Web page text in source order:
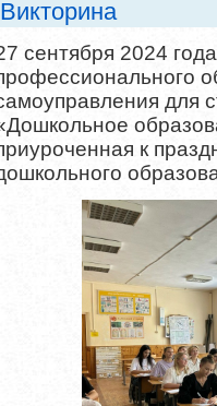
Викторина
сентября 2024
для
к